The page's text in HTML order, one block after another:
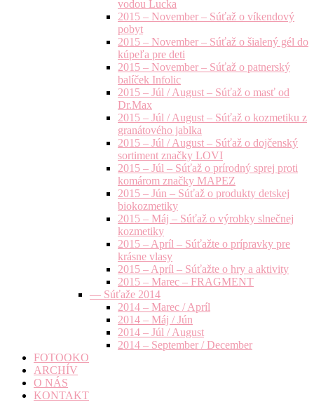
vodou Lucka
2015 – November – Súťaž o víkendový
pobyt
2015 – November – Súťaž o šialený gél do
kúpeľa pre deti
2015 – November – Súťaž o patnerský
balíček Infolic
2015 – Júl / August – Súťaž o masť od
Dr.Max
2015 – Júl / August – Súťaž o kozmetiku z
granátového jablka
2015 – Júl / August – Súťaž o dojčenský
sortiment značky LOVI
2015 – Júl – Súťaž o prírodný sprej proti
komárom značky MAPEZ
2015 – Jún – Súťaž o produkty detskej
biokozmetiky
2015 – Máj – Súťaž o výrobky slnečnej
kozmetiky
2015 – Apríl – Súťažte o prípravky pre
krásne vlasy
2015 – Apríl – Súťažte o hry a aktivity
2015 – Marec – FRAGMENT
— Súťaže 2014
2014 – Marec / Apríl
2014 – Máj / Jún
2014 – Júl / August
2014 – September / December
FOTOOKO
ARCHÍV
O NÁS
KONTAKT